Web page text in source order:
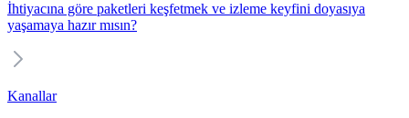
İhtiyacına göre paketleri keşfetmek ve izleme keyfini doyasıya
yaşamaya hazır mısın?
Kanallar